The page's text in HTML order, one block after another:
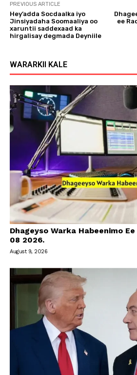
PREVIOUS ARTICLE
Hey’adda Socdaalka iyo
Jinsiyadaha Soomaaliya oo
xaruntii saddexaad ka
hirgalisay degmada Deyniile
ee
WARARKII KALE
Dhageyso Warka Habeenimo
08 2026.
August 9, 2026